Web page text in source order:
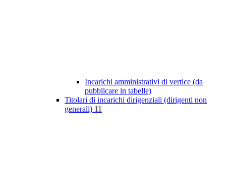
Incarichi amministrativi di vertice (da
pubblicare in tabelle)
Titolari di incarichi dirigenziali (dirigenti non
generali) 11